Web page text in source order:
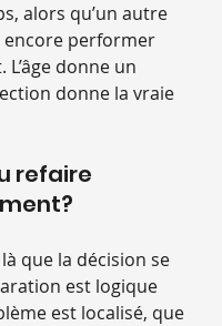
alors qu’un autre
encore performer
donne un
donne la vraie
refaire
là que la décision se
est logique
est localisé, que